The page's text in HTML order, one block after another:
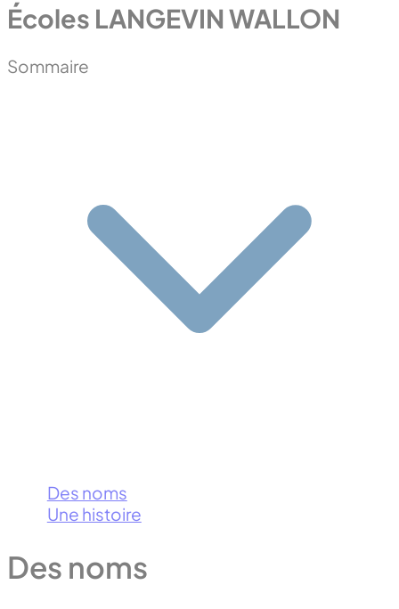
Écoles LANGEVIN WALLON
Sommaire
Des noms
Une histoire
Des noms